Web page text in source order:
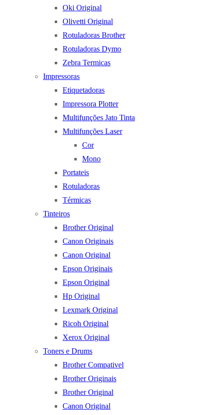
Oki Original
Olivetti Original
Rotuladoras Brother
Rotuladoras Dymo
Zebra Termicas
Impressoras
Etiquetadoras
Impressora Plotter
Multifunções Jato Tinta
Multifunções Laser
Cor
Mono
Portateis
Rotuladoras
Térmicas
Tinteiros
Brother Original
Canon Originais
Canon Original
Epson Originais
Epson Original
Hp Original
Lexmark Original
Ricoh Original
Xerox Original
Toners e Drums
Brother Compativel
Brother Originais
Brother Original
Canon Original